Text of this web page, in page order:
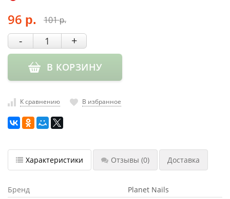
Лампы
Пылесосы
Стерилизаторы
УЗ-ванны
Фрезы и
Хранение
инструмента
96 р. 101р.
- +
В КОРЗИНУ
К сравнению В избранное
Характеристики Отзывы (0) Доставка
Бренд
Planet Nails